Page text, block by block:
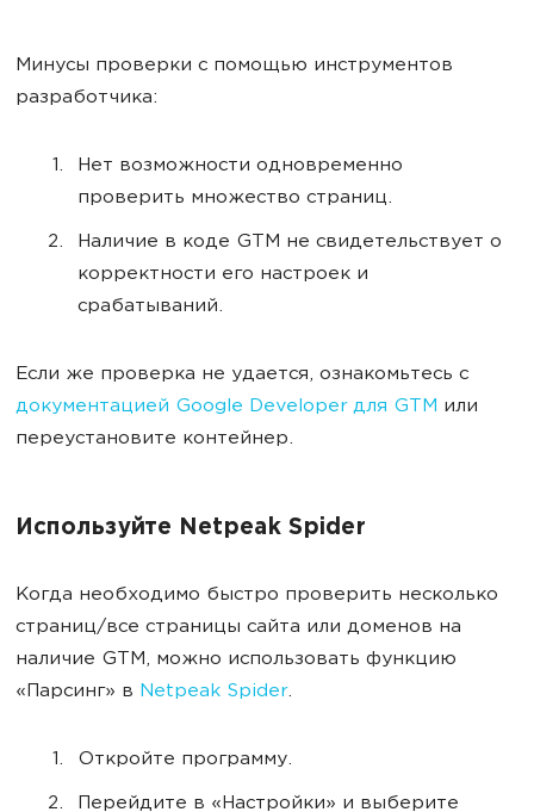
Минусы проверки с помощью инструментов
разработчика:
Нет возможности одновременно
проверить множество страниц.
Наличие в коде GTM не свидетельствует о
корректности его настроек и
срабатываний.
Если же проверка не удается, ознакомьтесь с
документацией Google Developer для GTM или
переустановите контейнер.
Используйте Netpeak Spider
Когда необходимо быстро проверить несколько
страниц/все страницы сайта или доменов на
наличие GTM, можно использовать функцию
«Парсинг» в Netpeak Spider.
Откройте программу.
Перейдите в «Настройки» и выберите